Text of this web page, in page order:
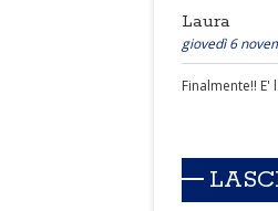
Laura
giovedì 6
Finalmente!!